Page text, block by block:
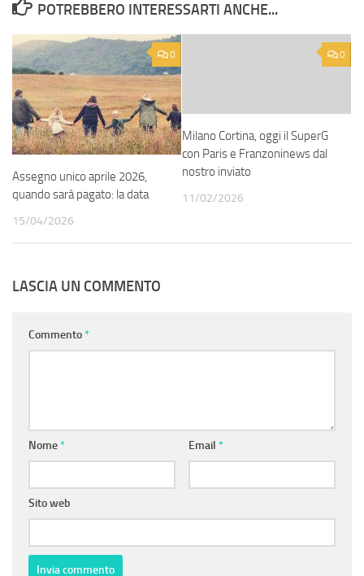
POTREBBERO INTERESSARTI ANCHE...
0
Assegno unico aprile 2026,
quando sarà pagato: la data
15/04/2026
0
Milano Cortina, oggi il SuperG
con Paris e Franzoninews dal
nostro inviato
11/02/2026
LASCIA UN COMMENTO
Commento*
Nome* Email *
Sito web